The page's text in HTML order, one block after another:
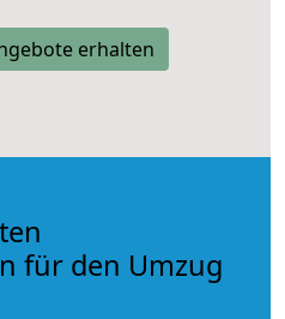
erhalten
für den Umzug